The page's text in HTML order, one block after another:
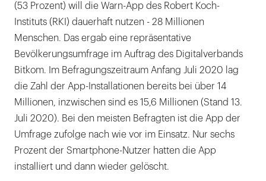
(53 Prozent) will die Warn-App des Robert Koch-
Instituts (RKI) dauerhaft nutzen - 28 Millionen
Menschen. Das ergab eine repräsentative
Bevölkerungsumfrage im Auftrag des Digitalverbands
Bitkom. Im Befragungszeitraum Anfang Juli 2020 lag
die Zahl der App-Installationen bereits bei über 14
Millionen, inzwischen sind es 15,6 Millionen (Stand 13.
Juli 2020). Bei den meisten Befragten ist die App der
Umfrage zufolge nach wie vor im Einsatz. Nur sechs
Prozent der Smartphone-Nutzer hatten die App
installiert und dann wieder gelöscht.